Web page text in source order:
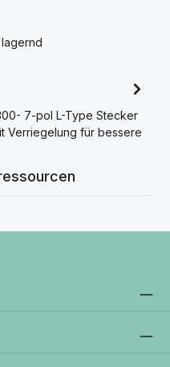
7-pol L-Type Stecker
Verriegelung für bessere